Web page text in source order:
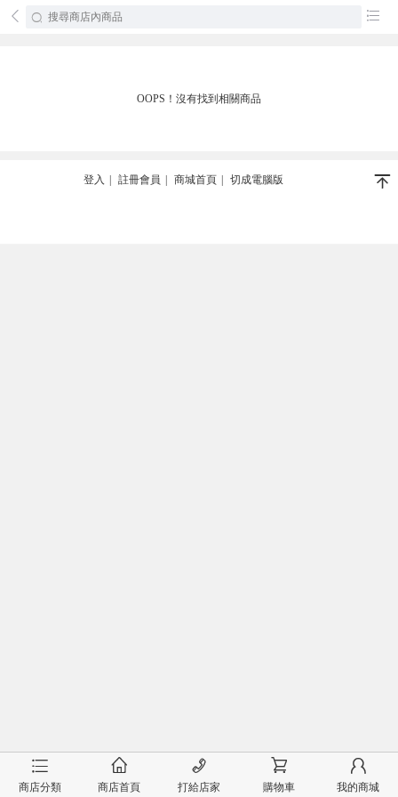
󰄕 󰂦
OOPS！沒有找到相關商品
登入 註冊會員 商城首頁 切成電腦版 󰄬
󰂦
商店分類
󰂠
商店首頁
󰄫
打給店家
󰂟
購物車
󰂢
我的商城